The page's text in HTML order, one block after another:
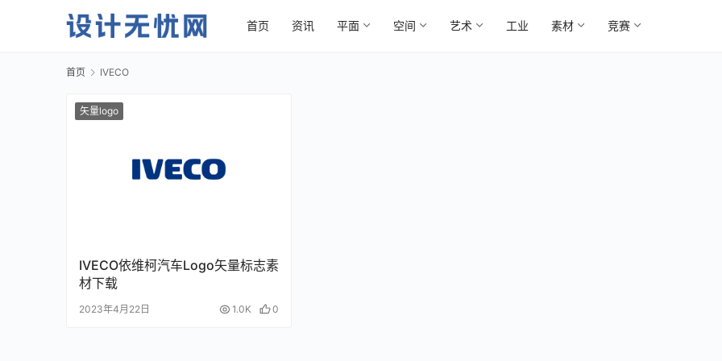
首页 资讯 平面 空间 艺术 工业 素材 竞赛
首页 IVECO
矢量logo
IVECO依维柯汽车Logo矢量标志素
材下载
2023年4月22日 1.0K 0